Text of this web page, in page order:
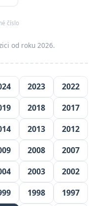
číslo
od roku 2026.
2023
2022
2018
2017
2013
2012
2008
2007
2003
2002
1998
1997